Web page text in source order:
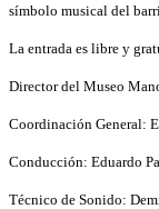
símbolo musical del
La entrada es libre y
Director del Museo
Coordinación General:
Conducción: Eduardo
Técnico de Sonido: